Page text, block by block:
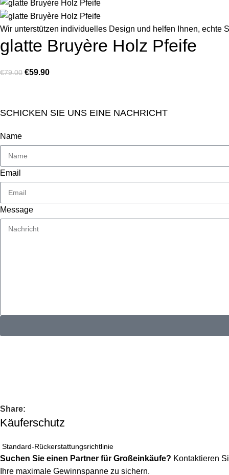
Wir unterstützen individuelles Design und helfen Ihnen, echte
glatte Bruyère Holz Pfeife
€79.00 €59.90
SCHICKEN SIE UNS EINE NACHRICHT
Name
Email
Message
Share:
Käuferschutz
Standard-Rückerstattungsrichtlinie
Suchen Sie einen Partner für Großeinkäufe? Kontaktieren
Ihre maximale Gewinnspanne zu sichern.